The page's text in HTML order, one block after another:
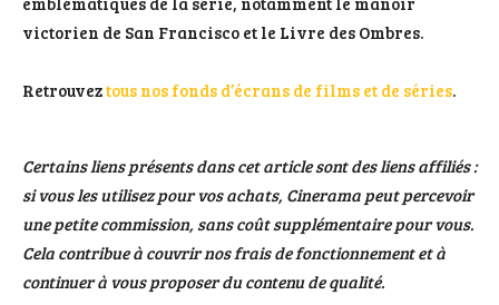
victorien de San Francisco et le Livre des Ombres.
Retrouveztous nos fonds d’écrans de films et de séries.
Certains liens présents dans cet article sont des liens affiliés :
si vous les utilisez pour vos achats, Cinerama peut percevoir
une petite commission, sans coût supplémentaire pour vous.
Cela contribue à couvrir nos frais de fonctionnement et à
continuer à vous proposer du contenu de qualité.